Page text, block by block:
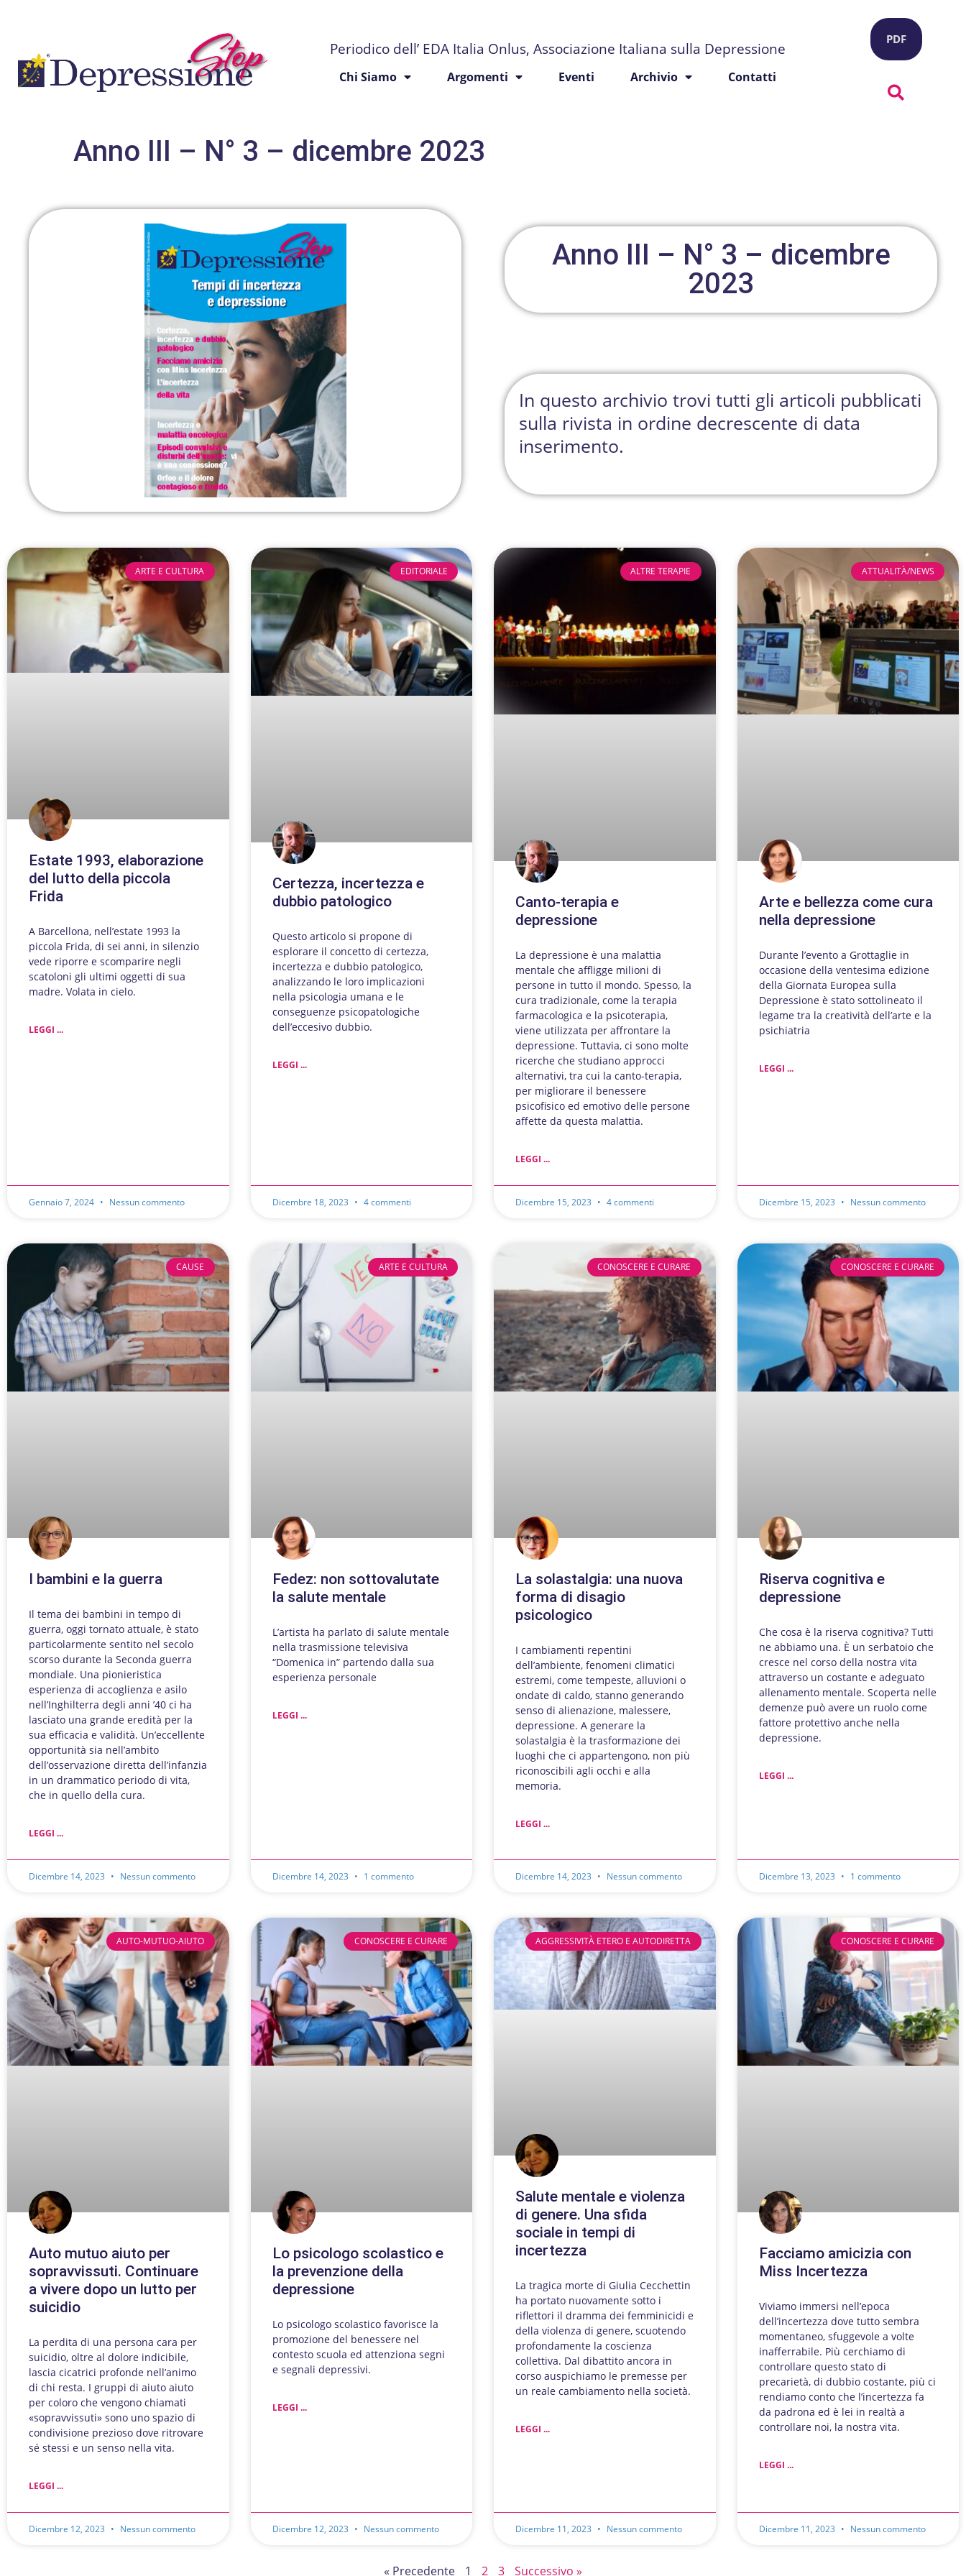
Periodico dell’ EDA Italia Onlus, Associazione Italiana sulla Depressione
Chi Siamo Argomenti Eventi Archivio Contatti
PDF
Anno III – N° 3 – dicembre 2023
Anno III – N° 3 – dicembre
2023
In questo archivio trovi tutti gli articoli pubblicati
sulla rivista in ordine decrescente di data
inserimento.
ARTE E CULTURA
Estate 1993, elaborazione
del lutto della piccola
Frida
A Barcellona, nell’estate 1993 la
piccola Frida, di sei anni, in silenzio
vede riporre e scomparire negli
scatoloni gli ultimi oggetti di sua
madre. Volata in cielo.
LEGGI ...
Gennaio 7, 2024 Nessun commento
EDITORIALE
Certezza, incertezza e
dubbio patologico
Questo articolo si propone di
esplorare il concetto di certezza,
incertezza e dubbio patologico,
analizzando le loro implicazioni
nella psicologia umana e le
conseguenze psicopatologiche
dell’eccesivo dubbio.
LEGGI ...
Dicembre 18, 2023 4 commenti
ALTRE TERAPIE
Canto-terapia e
depressione
La depressione è una malattia
mentale che affligge milioni di
persone in tutto il mondo. Spesso, la
cura tradizionale, come la terapia
farmacologica e la psicoterapia,
viene utilizzata per affrontare la
depressione. Tuttavia, ci sono molte
ricerche che studiano approcci
alternativi, tra cui la canto-terapia,
per migliorare il benessere
psicofisico ed emotivo delle persone
affette da questa malattia.
LEGGI ...
Dicembre 15, 2023 4 commenti
ATTUALITÀ/NEWS
Arte e bellezza come cura
nella depressione
Durante l’evento a Grottaglie in
occasione della ventesima edizione
della Giornata Europea sulla
Depressione è stato sottolineato il
legame tra la creatività dell’arte e la
psichiatria
LEGGI ...
Dicembre 15, 2023 Nessun commento
CAUSE
I bambini e la guerra
Il tema dei bambini in tempo di
guerra, oggi tornato attuale, è stato
particolarmente sentito nel secolo
scorso durante la Seconda guerra
mondiale. Una pionieristica
esperienza di accoglienza e asilo
nell’Inghilterra degli anni ’40 ci ha
lasciato una grande eredità per la
sua efficacia e validità. Un’eccellente
opportunità sia nell’ambito
dell’osservazione diretta dell’infanzia
in un drammatico periodo di vita,
che in quello della cura.
LEGGI ...
Dicembre 14, 2023 Nessun commento
ARTE E CULTURA
Fedez: non sottovalutate
la salute mentale
L’artista ha parlato di salute mentale
nella trasmissione televisiva
“Domenica in” partendo dalla sua
esperienza personale
LEGGI ...
Dicembre 14, 2023 1 commento
CONOSCERE E CURARE
La solastalgia: una nuova
forma di disagio
psicologico
I cambiamenti repentini
dell’ambiente, fenomeni climatici
estremi, come tempeste, alluvioni o
ondate di caldo, stanno generando
senso di alienazione, malessere,
depressione. A generare la
solastalgia è la trasformazione dei
luoghi che ci appartengono, non più
riconoscibili agli occhi e alla
memoria.
LEGGI ...
Dicembre 14, 2023 Nessun commento
CONOSCERE E CURARE
Riserva cognitiva e
depressione
Che cosa è la riserva cognitiva? Tutti
ne abbiamo una. È un serbatoio che
cresce nel corso della nostra vita
attraverso un costante e adeguato
allenamento mentale. Scoperta nelle
demenze può avere un ruolo come
fattore protettivo anche nella
depressione.
LEGGI ...
Dicembre 13, 2023 1 commento
AUTO-MUTUO-AIUTO
Auto mutuo aiuto per
sopravvissuti. Continuare
a vivere dopo un lutto per
suicidio
La perdita di una persona cara per
suicidio, oltre al dolore indicibile,
lascia cicatrici profonde nell’animo
di chi resta. I gruppi di aiuto aiuto
per coloro che vengono chiamati
«sopravvissuti» sono uno spazio di
condivisione prezioso dove ritrovare
sé stessi e un senso nella vita.
LEGGI ...
Dicembre 12, 2023 Nessun commento
CONOSCERE E CURARE
Lo psicologo scolastico e
la prevenzione della
depressione
Lo psicologo scolastico favorisce la
promozione del benessere nel
contesto scuola ed attenziona segni
e segnali depressivi.
LEGGI ...
Dicembre 12, 2023 Nessun commento
AGGRESSIVITÀ ETERO E AUTODIRETTA
Salute mentale e violenza
di genere. Una sfida
sociale in tempi di
incertezza
La tragica morte di Giulia Cecchettin
ha portato nuovamente sotto i
riflettori il dramma dei femminicidi e
della violenza di genere, scuotendo
profondamente la coscienza
collettiva. Dal dibattito ancora in
corso auspichiamo le premesse per
un reale cambiamento nella società.
LEGGI ...
Dicembre 11, 2023 Nessun commento
CONOSCERE E CURARE
Facciamo amicizia con
Miss Incertezza
Viviamo immersi nell’epoca
dell’incertezza dove tutto sembra
momentaneo, sfuggevole a volte
inafferrabile. Più cerchiamo di
controllare questo stato di
precarietà, di dubbio costante, più ci
rendiamo conto che l’incertezza fa
da padrona ed è lei in realtà a
controllare noi, la nostra vita.
LEGGI ...
Dicembre 11, 2023 Nessun commento
« Precedente 1 2 3 Successivo »